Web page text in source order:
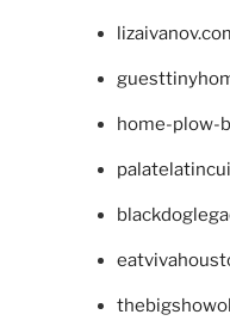
home-plow-